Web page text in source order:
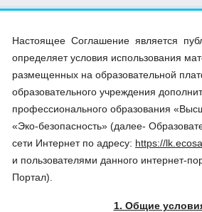
Настоящее Соглашение является
определяет условия использования
размещенных на образовательной
образовательного учреждения
профессионального образования
«Эко-безопасность» (далее-
сети Интернет по адресу: https://
и пользователями данного интернет-
Портал).
1. Общие